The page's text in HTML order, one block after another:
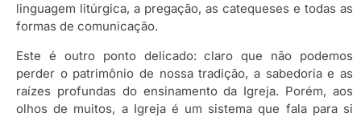
linguagem litúrgica, a pregação, as catequeses e todas as
formas de comunicação.
Este é outro ponto delicado: claro que não podemos
perder o patrimônio de nossa tradição, a sabedoria e as
raízes profundas do ensinamento da Igreja. Porém, aos
olhos de muitos, a Igreja é um sistema que fala para si